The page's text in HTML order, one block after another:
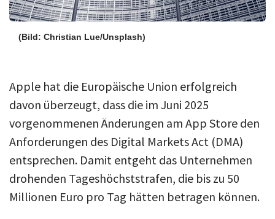
(Bild: Christian Lue/Unsplash)
Apple hat die Europäische Union erfolgreich
davon überzeugt, dass die im Juni 2025
vorgenommenen Änderungen am App Store den
Anforderungen des Digital Markets Act (DMA)
entsprechen. Damit entgeht das Unternehmen
drohenden Tageshöchststrafen, die bis zu 50
Millionen Euro pro Tag hätten betragen können.